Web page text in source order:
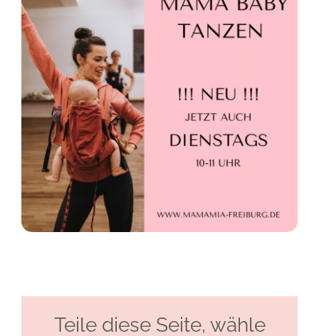
Bild
Teile diese Seite, wähle